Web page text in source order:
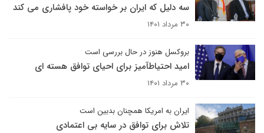
سه دلیل که ایران بر خواسته خود پافشاری می کند
۳۰ مرداد ۱۴۰۱
بروکسل هنوز در حال بررسی است
امید احتیاطآمیز برای احیای توافق هسته ای
۳۰ مرداد ۱۴۰۱
ایران به امریکا همچنان بدبین است
تلاش برای توافق در سایه بی اعتمادی